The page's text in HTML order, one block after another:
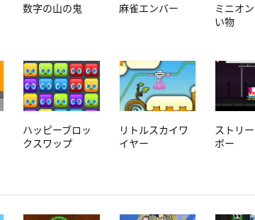
数字の山の鬼 麻雀エンバー
ミニオ
い物
ハッピーブロッ
クスワップ
リトルスカイワ
イヤー
ストリ
ボー